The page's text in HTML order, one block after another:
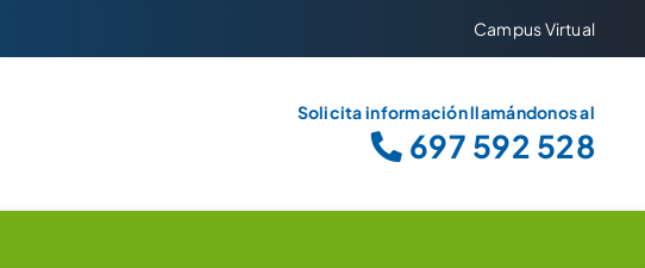
Campus Virtual
Solicita información llamándonos al
697 592 528